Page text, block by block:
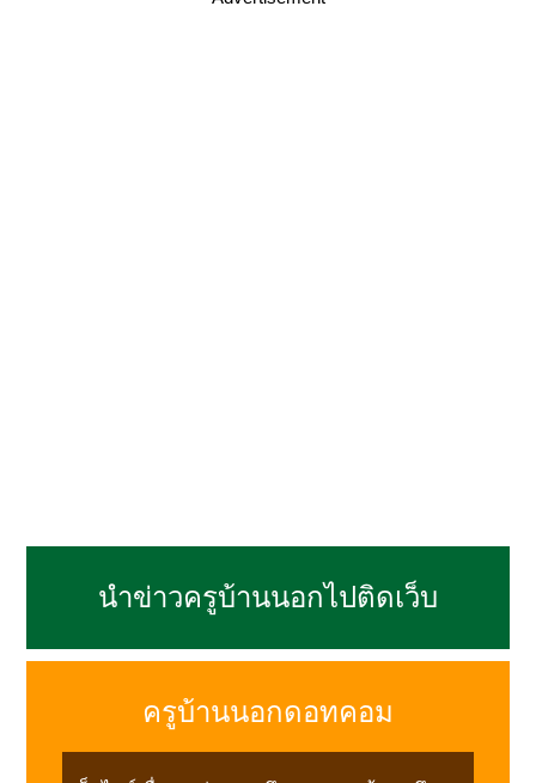
นำข่าวครูบ้านนอกไปติดเว็บ
ครูบ้านนอกดอทคอม